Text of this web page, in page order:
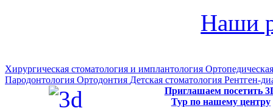
Наши
Хирургическая стоматология и имплантология
Пародонтология Ортодонтия Детская стоматология Рентген-
Приглашаем посетить
Тур по нашему центру